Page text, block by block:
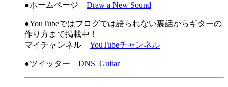
●ホームページ Draw a New Sound
●YouTubeではブログでは語られない裏話からギターの
作り方まで掲載中！
マイチャンネル YouTubeチャンネル
●ツイッター DNS_Guitar